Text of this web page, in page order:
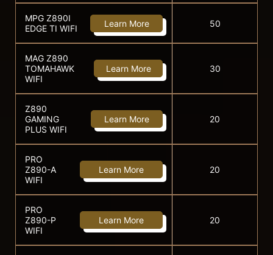
MPG Z890I
EDGE TI WIFI
Learn More 50
MAG Z890
TOMAHAWK
WIFI
Learn More 30
Z890
GAMING
PLUS WIFI
Learn More 20
PRO
Z890-A
WIFI
Learn More 20
PRO
Z890-P
WIFI
Learn More 20